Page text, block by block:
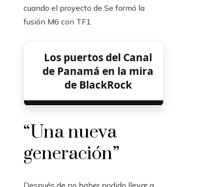
cuando el proyecto de Se formó la
fusión M6 con TF1.
Los puertos del Canal
de Panamá en la mira
de BlackRock
“Una nueva
generación”
Después de no haber podido llevar a